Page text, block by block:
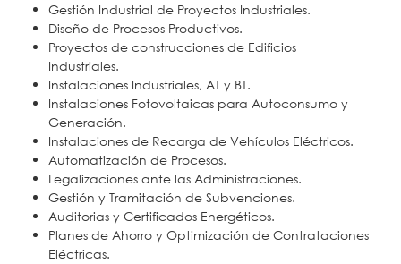
Gestión Industrial de Proyectos Industriales.
Diseño de Procesos Productivos.
Proyectos de construcciones de Edificios
Industriales.
Instalaciones Industriales, AT y BT.
Instalaciones Fotovoltaicas para Autoconsumo y
Generación.
Instalaciones de Recarga de Vehículos Eléctricos.
Automatización de Procesos.
Legalizaciones ante las Administraciones.
Gestión y Tramitación de Subvenciones.
Auditorias y Certificados Energéticos.
Planes de Ahorro y Optimización de Contrataciones
Eléctricas.